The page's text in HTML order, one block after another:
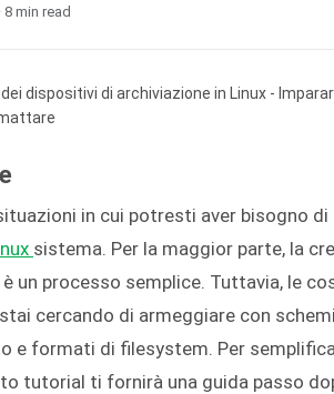
8 min read
in cui potresti aver bisogno di
sistema. Per la maggior parte, la
un processo semplice. Tuttavia, le
cercando di armeggiare con
e formati di filesystem. Per
tutorial ti fornirà una guida passo